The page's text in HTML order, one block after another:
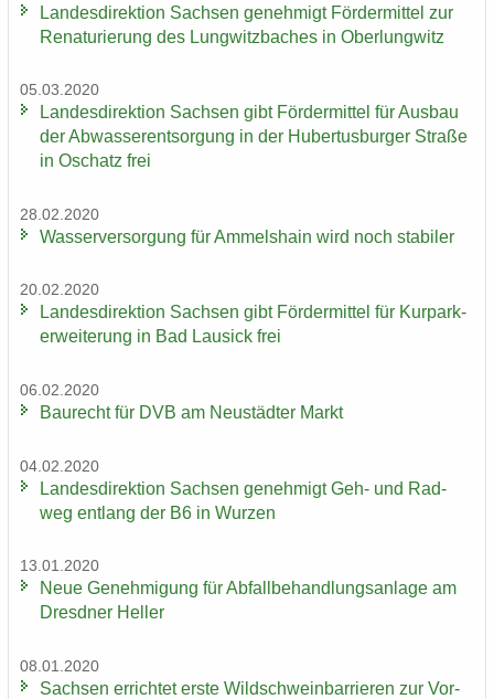
Lan­des­di­rek­ti­on Sach­sen ge­neh­migt För­der­mit­tel zur
Re­na­tu­rie­rung des Lung­witz­ba­ches in Ober­lung­witz
05.03.2020
Lan­des­di­rek­ti­on Sach­sen gibt För­der­mit­tel für Aus­bau
der Ab­was­ser­ent­sor­gung in der Hu­ber­tus­bur­ger Stra­ße
in Oschatz frei
28.02.2020
Was­ser­ver­sor­gung für Am­mels­hain wird noch sta­bi­ler
20.02.2020
Lan­des­di­rek­ti­on Sach­sen gibt För­der­mit­tel für Kur­park­
erwei­te­rung in Bad Lau­sick frei
06.02.2020
Bau­recht für DVB am Neu­städ­ter Markt
04.02.2020
Lan­des­di­rek­ti­on Sach­sen ge­neh­migt Geh- und Rad­
weg ent­lang der B6 in Wur­zen
13.01.2020
Neue Ge­neh­mi­gung für Ab­fall­be­hand­lungs­an­la­ge am
Dresd­ner Hel­ler
08.01.2020
Sach­sen er­rich­tet erste Wild­schwein­bar­rie­ren zur Vor­